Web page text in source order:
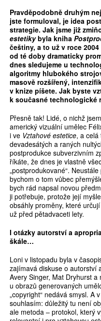
Pravděpodobně druhým
jste formuloval, je idea
strategie. Jak jsme již zmiň
estetikybyla kniha
češtiny, a to už v roce
od té doby dramaticky
dnes sledujeme u
algoritmy hlubokého
masově rozšířený,
v knize píšete. Jak byste
k současné technologické
Přesně tak! Lidé, o nichž
americký vizuální umělec
i ve Vztahové estetice, a celá
devadesátých a raných
postprodukce subverzivním
říkáte, že dnes je vlastně
„postprodukované“.
bychom o tom vůbec
bych rád napsal novou
ji potřebuje, protože její
obsáhly proměny, které
už před pětadvaceti lety.
I otázky autorství a
škále…
Loni v listopadu byla v
zajímavá diskuse o autorství
Avery Singer, Mat Dryhurst
u obrazů generovaných
„copyright“ nedává smysl. A
souhlasím: důležitý tu není
ale metoda – protokol, který